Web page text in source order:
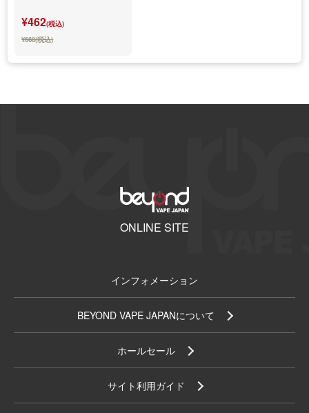
¥462(税込)
¥660(税込)
ONLINE SITE
インフォメーション
BEYOND VAPE JAPANについて
ホールセール
サイト利用ガイド